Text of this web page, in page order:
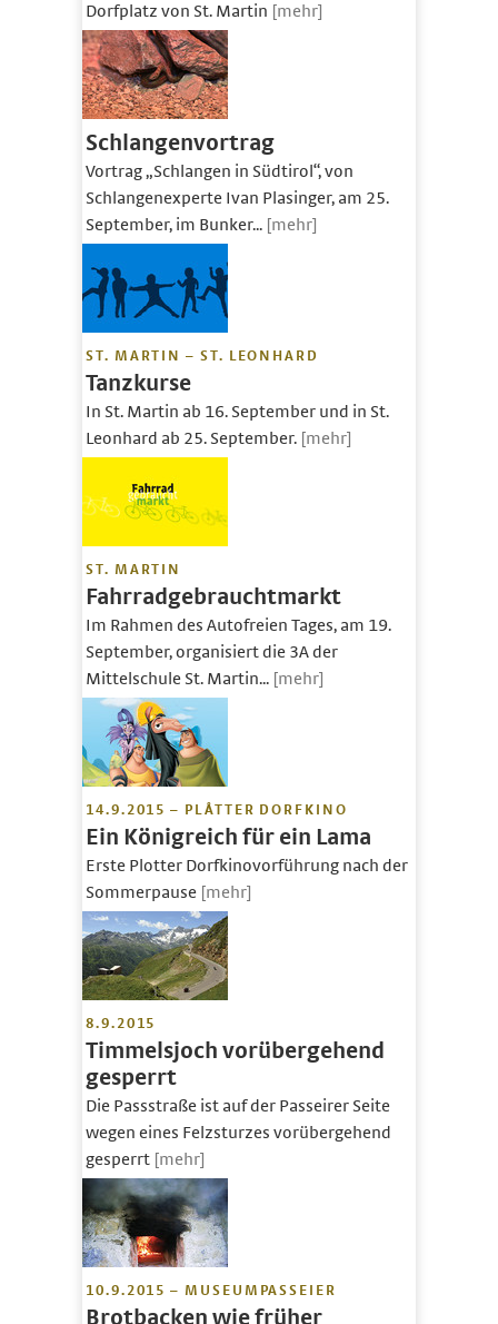
Dorfplatz von St. Martin [mehr]
Schlangenvortrag
Vortrag „Schlangen in Südtirol“, von
Schlangenexperte Ivan Plasinger, am 25.
September, im Bunker... [mehr]
ST. MARTIN – ST. LEONHARD
Tanzkurse
In St. Martin ab 16. September und in St.
Leonhard ab 25. September. [mehr]
ST. MARTIN
Fahrradgebrauchtmarkt
Im Rahmen des Autofreien Tages, am 19.
September, organisiert die 3A der
Mittelschule St. Martin... [mehr]
14.9.2015 – PLÅTTER DORFKINO
Ein Königreich für ein Lama
Erste Plotter Dorfkinovorführung nach der
Sommerpause [mehr]
8.9.2015
Timmelsjoch vorübergehend
gesperrt
Die Passstraße ist auf der Passeirer Seite
wegen eines Felzsturzes vorübergehend
gesperrt [mehr]
10.9.2015 – MUSEUMPASSEIER
Brotbacken wie früher